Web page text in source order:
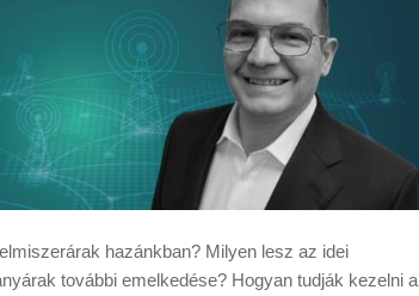
hazánkban? Milyen lesz az idei
további emelkedése? Hogyan tudják kezelni a